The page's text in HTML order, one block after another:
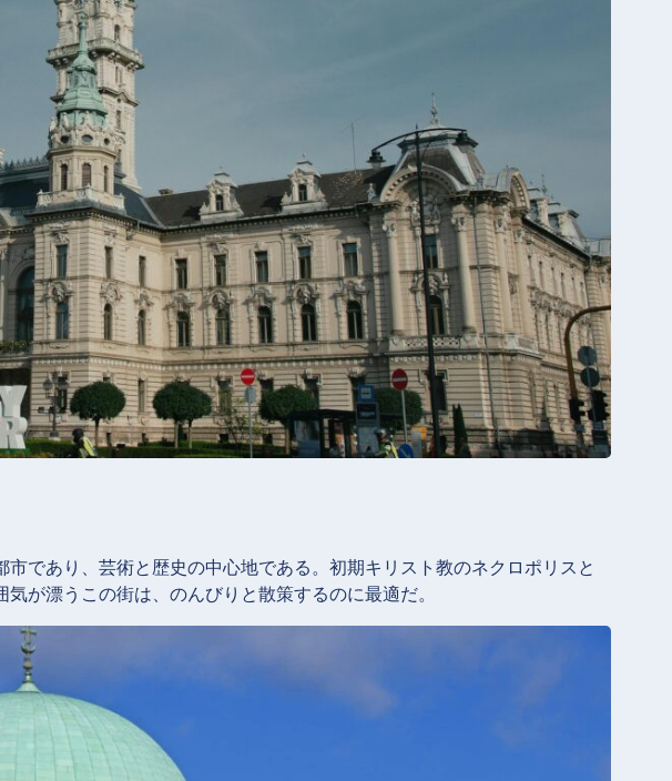
であり、芸術と歴史の中心地である。初期キリスト教のネクロポリスと
が漂うこの街は、のんびりと散策するのに最適だ。